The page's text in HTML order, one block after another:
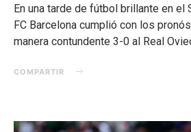
En una tarde de fútbol brillante en el
FC Barcelona cumplió con los
manera contundente 3-0 al Real
COMPARTIR